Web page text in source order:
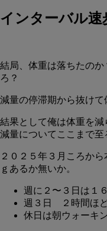
インターバル速
結局、体重は落ちたの
ろ？
減量の停滞期から抜けて
結果として俺は体重を
減量についてここまで至
２０２５年３月ころか
ｇあるか無いか。
週に２〜３日は１
週３日 ２時間ほ
休日は朝ウォーキ